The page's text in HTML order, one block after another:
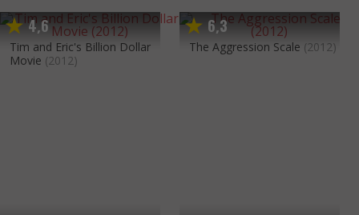
4,6
Tim and Eric's Billion Dollar
Movie (2012)
6,3
The Aggression Scale (2012)